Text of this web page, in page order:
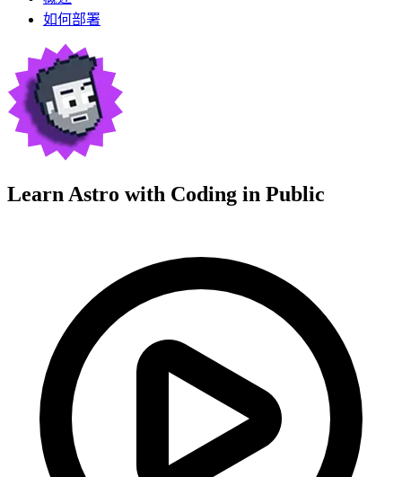
如何部署
Learn Astro with Coding in Public